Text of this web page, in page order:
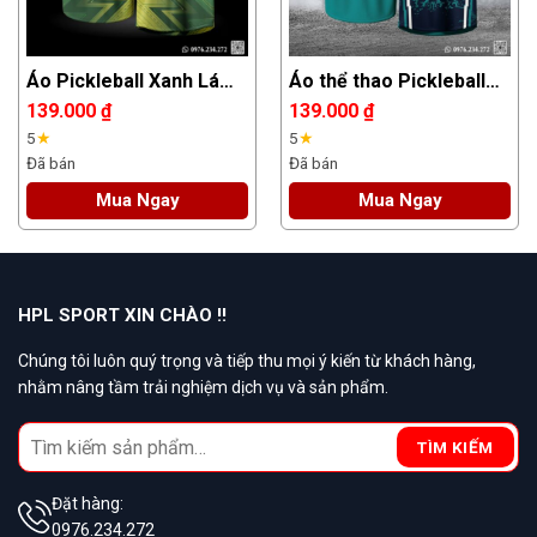
Áo Pickleball Xanh Lá
Vàng Chanh – Thiết Kế
Mới Năng Động
139.000 ₫
5★
Đã bán
Mua Ngay
Áo thể thao Pickleball
Team xanh ngọc cá tính
139.000 ₫
5★
Đã bán
Mua Ngay
HPL SPORT XIN CHÀO !!
Chúng tôi luôn quý trọng và tiếp thu mọi ý kiến từ khách hàng,
nhằm nâng tầm trải nghiệm dịch vụ và sản phẩm.
Search
for:
TÌM KIẾM
Đặt hàng:
0976.234.272